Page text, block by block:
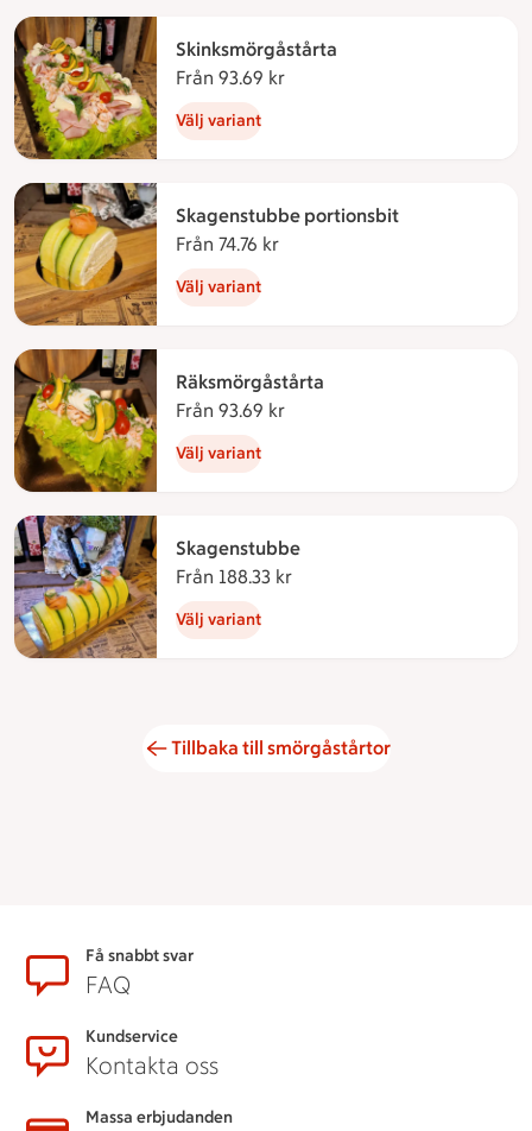
Skinksmörgåstårta
Från 93.69 kr
Välj variant
Skagenstubbe portionsbit
Från 74.76 kr
Välj variant
Räksmörgåstårta
Från 93.69 kr
Välj variant
Skagenstubbe
Från 188.33 kr
Välj variant
Tillbaka till smörgåstårtor
SidfotFå snabbt svar
FAQ
Kundservice
Kontakta oss
Massa erbjudanden